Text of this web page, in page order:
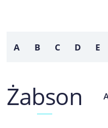
A B C D E
Żabson